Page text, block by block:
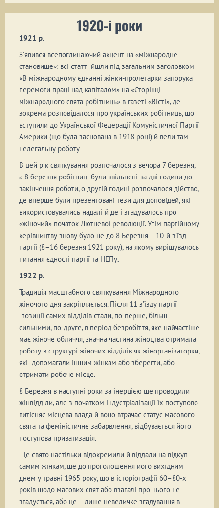
1921 р.
З’явився всепоглинаючий акцент на «міжнародне
становище»: всі статті йшли під загальним заголовком
«В міжнародному єднанні жінки-пролетарки запорука
перемоги праці над капіталом» на «Сторінці
міжнародного свята робітниць» в газеті «Вісті», де
зокрема розповідалося про українських робітниць, що
вступили до Української Федерації Комуністичної Партії
Америки (що була заснована в 1918 році) й вели там
нелегальну роботу
В цей рік святкування розпочалося з вечора 7 березня,
а 8 березня робітниці були звільнені за дві години до
закінчення роботи, о другій годині розпочалося дійство,
де вперше були презентовані тези для доповідей, які
використовувались надалі й де і згадувалось про
«жіночий» початок Лютневої революції. Утім партійному
керівництву знову було не до 8 Березня – 10-й з’їзд
партії (8–16 березня 1921 року), на якому вирішувалось
питання єдності партії та НЕПу.
1922 р.
Традиція масштабного святкування Міжнародного
жіночого дня закріпляється. Після 11 з’їзду партії
позиції самих відділів стали, по-перше, більш
сильними, по-друге, в період безробіття, яке найчастіше
має жіноче обличчя, значна частина жіноцтва отримала
роботу в структурі жіночих відділів як жінорганізаторки,
які допомагали іншим жінкам або зберегти, або
отримати робоче місце.
8 Березня в наступні роки за інерцією ще проводили
жінвідділи, але з початком індустріалізації їх поступово
витісняє місцева влада й воно втрачає статус масового
свята та феміністичне забарвлення, відбувається його
поступова приватизація.
Це свято настільки відокремили й віддали на відкуп
самим жінкам, ще до проголошення його вихідним
днем у травні 1965 року, що в історіографії 60–80-х
років щодо масових свят або взагалі про нього не
згадується, або це – лише невеличке згадування в
1920-і роки